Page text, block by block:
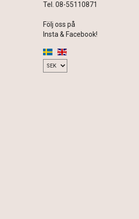
Tel. 08-55110871
Följ oss på
Insta & Facebook!